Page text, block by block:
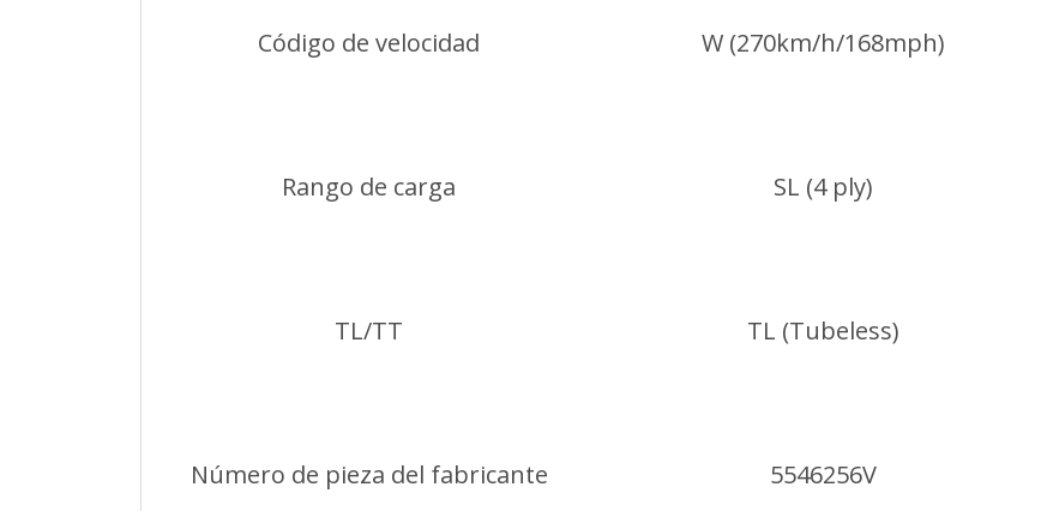
Código de velocidad W (270km/h/168mph)
Rango de carga SL (4 ply)
TL/TT TL (Tubeless)
Número de pieza del fabricante 5546256V